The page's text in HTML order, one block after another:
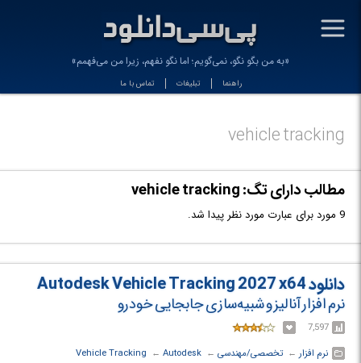
-
«به من بگو نگو، نمی‌گویم؛ اما نگو نفهم، زیرا من می‌فهمم»
راهنما تبلیغات تماس با ما
vehicle tracking
مطالب دارای تگ: vehicle tracking
9 مورد برای عبارت مورد نظر پیدا شد.
دانلود Autodesk Vehicle Tracking 2027 x64
نرم افزار آنالیز و شبیه‌سازی جابجایی خودرو
7,597
نرم افزار ← ‏تخصصی/مهندسی ← ‏
Autodesk
← ‏
Vehicle Tracking